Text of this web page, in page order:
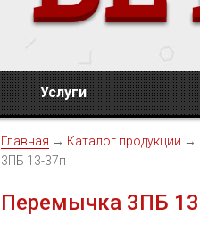
Услуги
Главная → Каталог продукции →
3ПБ 13-37п
Перемычка 3ПБ